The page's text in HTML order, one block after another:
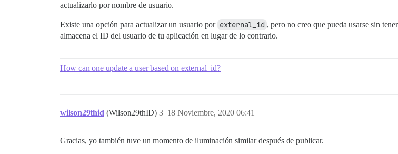
actualizarlo por nombre de usuario.
Existe una opción para actualizar un usuario por external_id , pero no creo que pueda usarse sin
almacena el ID del usuario de tu aplicación en lugar de lo contrario.
How can one update a user based on external_id?
wilson29thid (Wilson29thID) 18 Noviembre, 2020 06:41
3
Gracias, yo también tuve un momento de iluminación similar después de publicar.